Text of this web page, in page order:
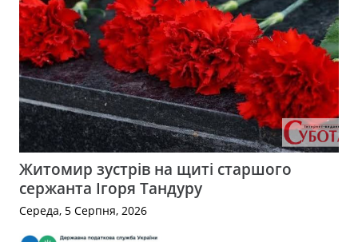
Житомир зустрів на щиті старшого
сержанта Ігоря Тандуру
Середа, 5 Серпня, 2026